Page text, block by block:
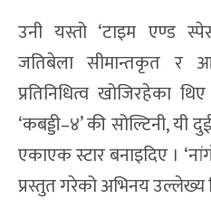
उनी यस्तो ‘टाइम एण्ड
जतिबेला सीमान्तकृत र
प्रतिनिधित्व खोजिरहेका
‘कबड्डी–४’ की सोल्टिनी, यी
एकाएक स्टार बनाइदिए ।
प्रस्तुत गरेको अभिनय उल्लेख्य